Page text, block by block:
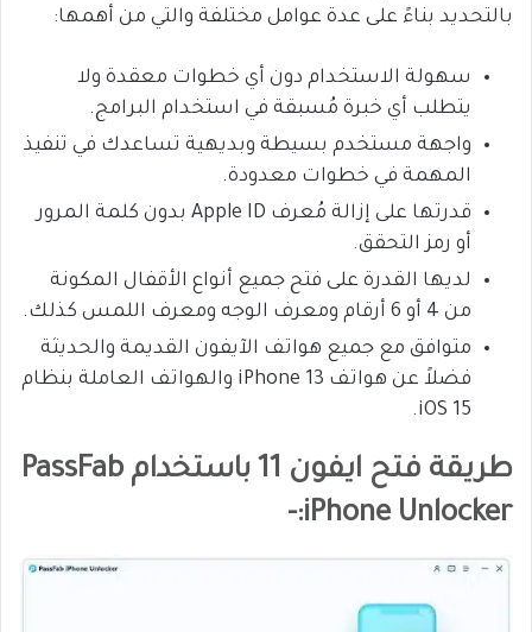
بالتحديد بناءً على عدة عوامل مختلفة والتي من أهمها:
سهولة الاستخدام دون أي خطوات معقدة ولا
يتطلب أي خبرة مُسبقة في استخدام البرامج.
واجهة مستخدم بسيطة وبديهية تساعدك في تنفيذ
المهمة في خطوات معدودة.
قدرتها على إزالة مُعرف Apple ID بدون كلمة المرور
أو رمز التحقق.
لديها القدرة على فتح جميع أنواع الأقفال المكونة
من 4 أو 6 أرقام ومعرف الوجه ومعرف اللمس كذلك.
متوافق مع جميع هواتف الآيفون القديمة والحديثة
فضلاً عن هواتف iPhone 13 والهواتف العاملة بنظام
iOS 15.
طريقة فتح ايفون 11 باستخدام PassFab
iPhone Unlocker:-